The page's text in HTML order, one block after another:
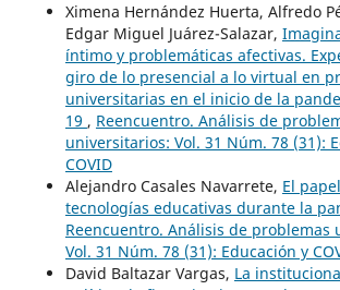
Ximena Hernández Huerta, Alfredo
Edgar Miguel Juárez-Salazar,
íntimo y problemáticas afectivas.
giro de lo presencial a lo virtual en
universitarias en el inicio de la
19 , Reencuentro. Análisis de
universitarios: Vol. 31 Núm. 78 (31):
COVID
Alejandro Casales Navarrete, El
tecnologías educativas durante la
Reencuentro. Análisis de problemas
Vol. 31 Núm. 78 (31): Educación y
David Baltazar Vargas, La